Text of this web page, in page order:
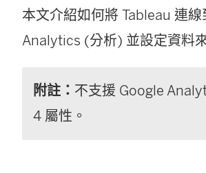
本文介紹如何將 Tableau 連
Analytics (分析) 並設定資料
附註： 不支援 Google
4 屬性。